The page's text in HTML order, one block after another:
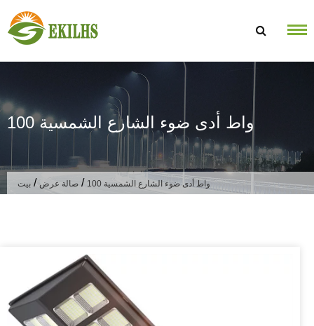
100 واط أدى ضوء الشارع الشمسية
بيت / صالة عرض / 100 واط أدى ضوء الشارع الشمسية